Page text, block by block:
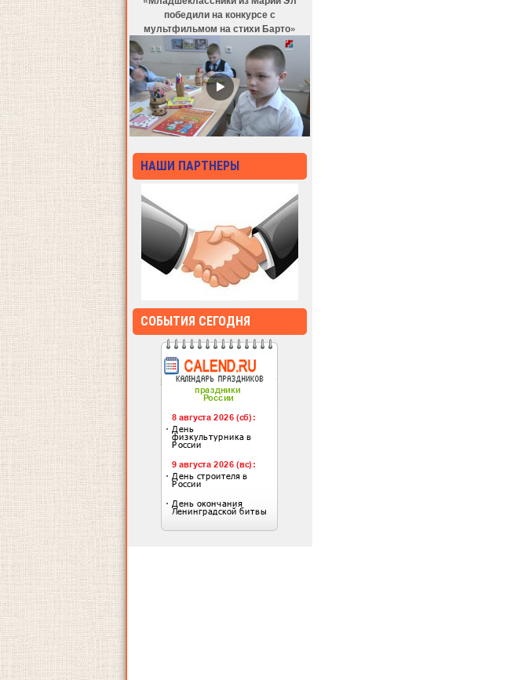
победили на конкурсе с
мультфильмом на стихи Барто»
НАШИ ПАРТНЕРЫ
СОБЫТИЯ СЕГОДНЯ